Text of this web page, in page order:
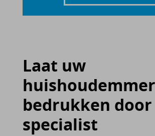
Laat uw
huishoudemmer
bedrukken door
specialist